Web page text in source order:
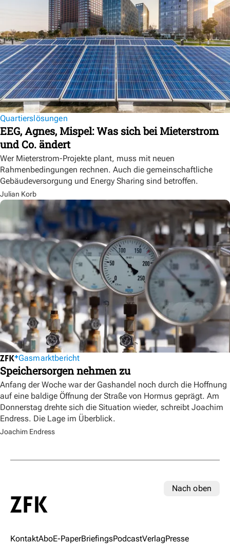
Quartierslösungen
EEG, Agnes, Mispel: Was sich bei Mieterstrom
und Co. ändert
Wer Mieterstrom-Projekte plant, muss mit neuen
Rahmenbedingungen rechnen. Auch die gemeinschaftliche
Gebäudeversorgung und Energy Sharing sind betroffen.
Julian Korb
Gasmarktbericht
Speichersorgen nehmen zu
Anfang der Woche war der Gashandel noch durch die Hoffnung
auf eine baldige Öffnung der Straße von Hormus geprägt. Am
Donnerstag drehte sich die Situation wieder, schreibt Joachim
Endress. Die Lage im Überblick.
Joachim Endress
Nach oben
KontaktAboE-PaperBriefingsPodcastVerlagPresse